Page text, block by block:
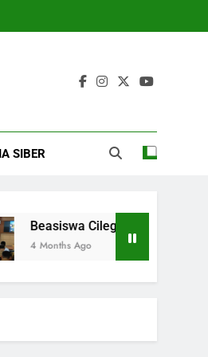
SIBER
Cilegon Juare 2026
Months Ago